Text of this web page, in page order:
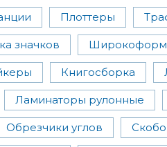
Плоттеры
значков
Книгосборка
Ламинаторы рулонные
Обрезчики углов